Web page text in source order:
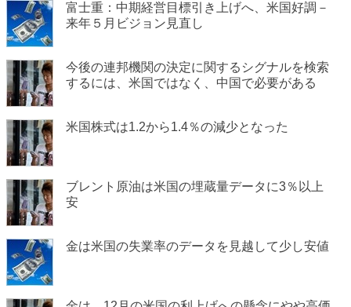
富士重：中期経営目標引き上げへ、米国好調－
来年５月ビジョン見直し
今後の連邦機関の決定に関するシグナルを検索
するには、米国ではなく、中国で必要がある
米国株式は1.2から1.4％の減少となった
ブレント原油は米国の埋蔵量データに3％以上
安
金は米国の失業率のデータを見越して少し安値